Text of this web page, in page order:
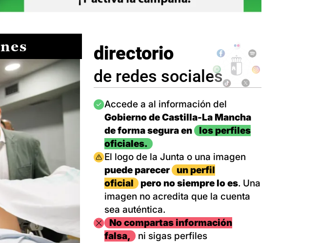
directorio
de redes sociales
Imagen
Accede a al información del
Gobierno de Castilla-La Mancha
de forma segura en
los perfiles
oficiales.
Imagen
El logo de la Junta o una imagen
puede parecer
un perfil
oficial
pero no siempre lo es. Una
imagen no acredita que la cuenta
sea auténtica.
ImagenNo compartas información
falsa,
ni sigas perfiles